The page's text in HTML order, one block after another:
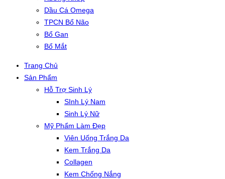
Dầu Cá Omega
TPCN Bổ Não
Bổ Gan
Bổ Mắt
Trang Chủ
Sản Phẩm
Hỗ Trợ Sinh Lý
SInh Lý Nam
Sinh Lý Nữ
Mỹ Phẩm Làm Đẹp
Viên Uống Trắng Da
Kem Trắng Da
Collagen
Kem Chống Nắng